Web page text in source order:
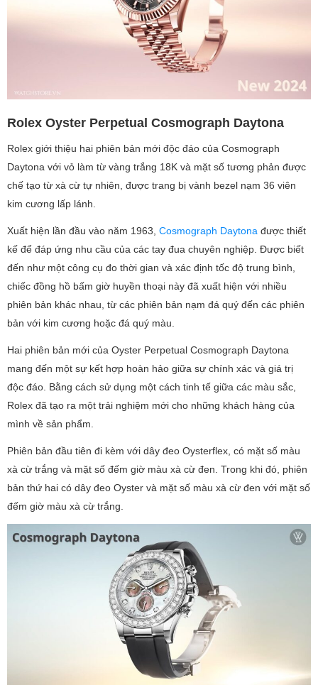
Rolex Oyster Perpetual Cosmograph Daytona
Rolex giới thiệu hai phiên bản mới độc đáo của Cosmograph
Daytona với vỏ làm từ vàng trắng 18K và mặt số tương phản được
chế tạo từ xà cừ tự nhiên, được trang bị vành bezel nạm 36 viên
kim cương lấp lánh.
Xuất hiện lần đầu vào năm 1963, Cosmograph Daytona được thiết
kế để đáp ứng nhu cầu của các tay đua chuyên nghiệp. Được biết
đến như một công cụ đo thời gian và xác định tốc độ trung bình,
chiếc đồng hồ bấm giờ huyền thoại này đã xuất hiện với nhiều
phiên bản khác nhau, từ các phiên bản nạm đá quý đến các phiên
bản với kim cương hoặc đá quý màu.
Hai phiên bản mới của Oyster Perpetual Cosmograph Daytona
mang đến một sự kết hợp hoàn hảo giữa sự chính xác và giá trị
độc đáo. Bằng cách sử dụng một cách tinh tế giữa các màu sắc,
Rolex đã tạo ra một trải nghiệm mới cho những khách hàng của
mình về sản phẩm.
Phiên bản đầu tiên đi kèm với dây đeo Oysterflex, có mặt số màu
xà cừ trắng và mặt số đếm giờ màu xà cừ đen. Trong khi đó, phiên
bản thứ hai có dây đeo Oyster và mặt số màu xà cừ đen với mặt số
đếm giờ màu xà cừ trắng.